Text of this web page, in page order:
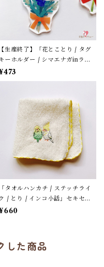
【生産終了】「花とことり / タグ
ーホルダー / シマエナガinラベ
ダー」花言葉と小鳥のアクリル
ーホルダー・バッグチャーム /
在庫限り】
「タオルハンカチ / ステッチライ
/ とり / インコ小話」セキセイ
オカメ / 小鳥刺繍のハンドタオ
した商品